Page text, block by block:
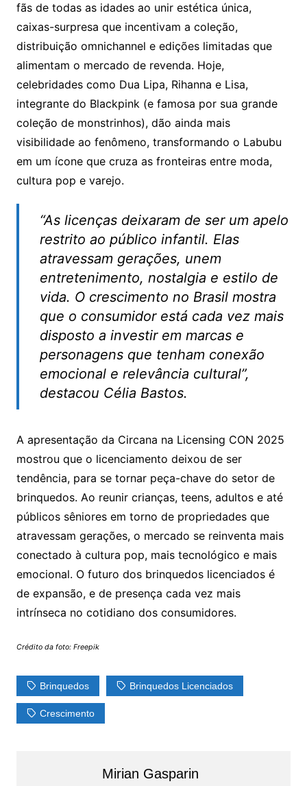
fãs de todas as idades ao unir estética única,
caixas-surpresa que incentivam a coleção,
distribuição omnichannel e edições limitadas que
alimentam o mercado de revenda. Hoje,
celebridades como Dua Lipa, Rihanna e Lisa,
integrante do Blackpink (e famosa por sua grande
coleção de monstrinhos), dão ainda mais
visibilidade ao fenômeno, transformando o Labubu
em um ícone que cruza as fronteiras entre moda,
cultura pop e varejo.
“As licenças deixaram de ser um apelo
restrito ao público infantil. Elas
atravessam gerações, unem
entretenimento, nostalgia e estilo de
vida. O crescimento no Brasil mostra
que o consumidor está cada vez mais
disposto a investir em marcas e
personagens que tenham conexão
emocional e relevância cultural”,
destacou Célia Bastos.
A apresentação da Circana na Licensing CON 2025
mostrou que o licenciamento deixou de ser
tendência, para se tornar peça-chave do setor de
brinquedos. Ao reunir crianças, teens, adultos e até
públicos sêniores em torno de propriedades que
atravessam gerações, o mercado se reinventa mais
conectado à cultura pop, mais tecnológico e mais
emocional. O futuro dos brinquedos licenciados é
de expansão, e de presença cada vez mais
intrínseca no cotidiano dos consumidores.
Crédito da foto: Freepik
Brinquedos Brinquedos Licenciados
Crescimento
Mirian Gasparin